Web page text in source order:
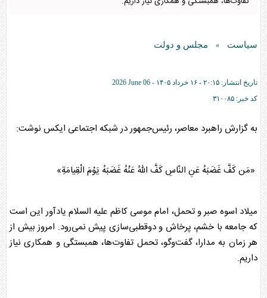
سیاست » مجلس و دولت
تاریخ انتشار: ۲۰:۱۵ - ۱۶ خرداد ۱۴۰۵ -
2026 June 06
کد خبر: ۳۱۰۰۸۵
به گزارش راهبرد معاصر، رئیس‌جمهور در شبکه اجتماعی ایکس نوشت:
‏ «مَن کَفَّ غَضَبَهُ عَنِ النّاسِ کَفَّ اللّهُ عَنْهُ غَضَبَهُ یَوْمَ الْقِیامَةِ»
میلاد اسوه صبر و تحمل، امام موسی کاظم علیه السلام یادآور این است
که جامعه با خشم، پرخاش و دوقطبی‌سازی پیش نمی‌رود. امروز بیش از
هر زمان به مدارا، گفت‌و‌گو، تحمل تفاوت‌ها، همبستگی و همکاری نیاز
داریم.